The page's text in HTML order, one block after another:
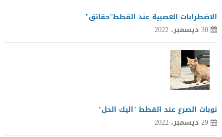
الاضطرابات العصبية عند القطط"حقائق"
30 ديسمبر، 2022
نوبات الصرع عند القطط "اليك الحل"
29 ديسمبر، 2022